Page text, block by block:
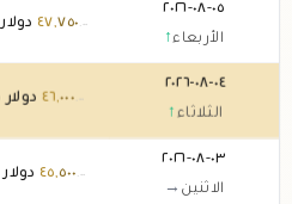
٠٥-٠٨-٢٠٢٦
الأربعاء↑
٤٧,٧٥٠ .٠٠
٠٤-٠٨-٢٠٢٦
الثلاثاء ↑
٤٦,٠٠٠
٠٣-٠٨-٢٠٢٦
الاثنين →
٤٥,٥٠٠ .٠٠